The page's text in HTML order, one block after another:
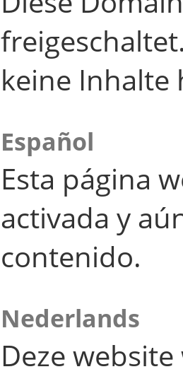
keine Inhalte
Español
Esta página
activada y
contenido.
Nederlands
Deze